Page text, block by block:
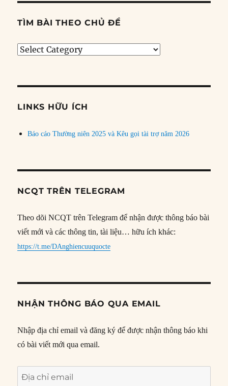
TÌM BÀI THEO CHỦ ĐỀ
Tìm
đề
LINKS HỮU ÍCH
Báo cáo Thường niên 2025 và Kêu gọi tài trợ năm 2026
NCQT TRÊN TELEGRAM
Theo dõi NCQT trên Telegram để nhận được thông báo bài
viết mới và các thông tin, tài liệu… hữu ích khác:
https://t.me/DAnghiencuuquocte
NHẬN THÔNG BÁO QUA EMAIL
Nhập địa chỉ email và đăng ký để được nhận thông báo khi
có bài viết mới qua email.
Địa